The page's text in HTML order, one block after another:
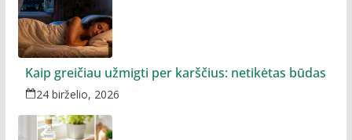
Kaip greičiau užmigti per karščius: netikėtas būdas
24 birželio, 2026